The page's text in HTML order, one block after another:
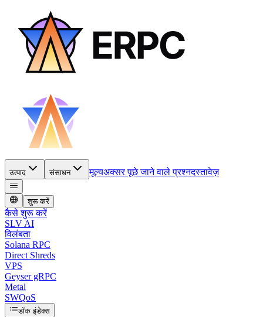
उत्पाद संसाधन मूल्यअक्सर पूछे जाने वाले प्रश्नदस्तावेज़
शुरू करें
कैसे शुरू करें
SLV AI
विलंबता
Solana RPC
Direct Shreds
VPS
Geyser gRPC
Metal
SWQoS
डॉक इंडेक्स